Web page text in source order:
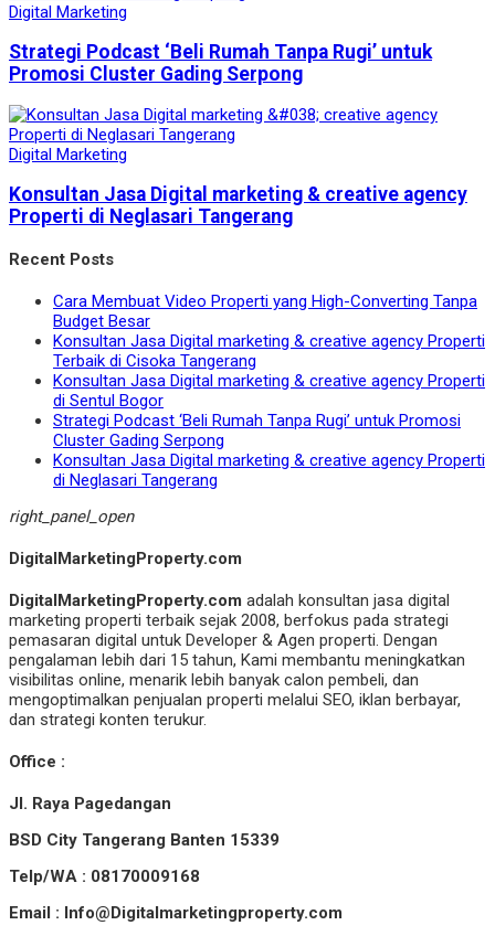
Digital Marketing
Strategi Podcast ‘Beli Rumah Tanpa Rugi’ untuk
Promosi Cluster Gading Serpong
Digital Marketing
Konsultan Jasa Digital marketing & creative agency
Properti di Neglasari Tangerang
Recent Posts
Cara Membuat Video Properti yang High-Converting Tanpa
Budget Besar
Konsultan Jasa Digital marketing & creative agency Properti
Terbaik di Cisoka Tangerang
Konsultan Jasa Digital marketing & creative agency Properti
di Sentul Bogor
Strategi Podcast ‘Beli Rumah Tanpa Rugi’ untuk Promosi
Cluster Gading Serpong
Konsultan Jasa Digital marketing & creative agency Properti
di Neglasari Tangerang
right_panel_open
DigitalMarketingProperty.com
DigitalMarketingProperty.com adalah konsultan jasa digital
marketing properti terbaik sejak 2008, berfokus pada strategi
pemasaran digital untuk Developer & Agen properti. Dengan
pengalaman lebih dari 15 tahun, Kami membantu meningkatkan
visibilitas online, menarik lebih banyak calon pembeli, dan
mengoptimalkan penjualan properti melalui SEO, iklan berbayar,
dan strategi konten terukur.
Office :
Jl. Raya Pagedangan
BSD City Tangerang Banten 15339
Telp/WA : 08170009168
Email : Info@Digitalmarketingproperty.com